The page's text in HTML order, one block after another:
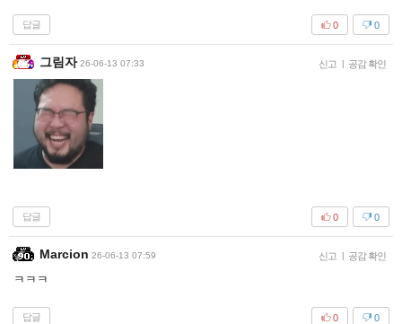
답글 0
0
그림자 26-06-13 07:33 신고 | 공감 확인
답글 0
0
Marcion 26-06-13 07:59 신고 | 공감 확인
ㅋㅋㅋ
답글 0
0